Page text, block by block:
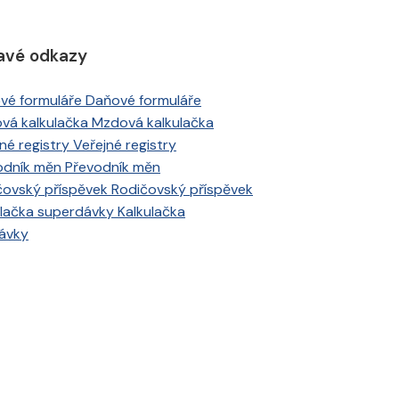
odkazy
Daňové formuláře
Mzdová kalkulačka
Veřejné registry
Převodník měn
Rodičovský příspěvek
Kalkulačka